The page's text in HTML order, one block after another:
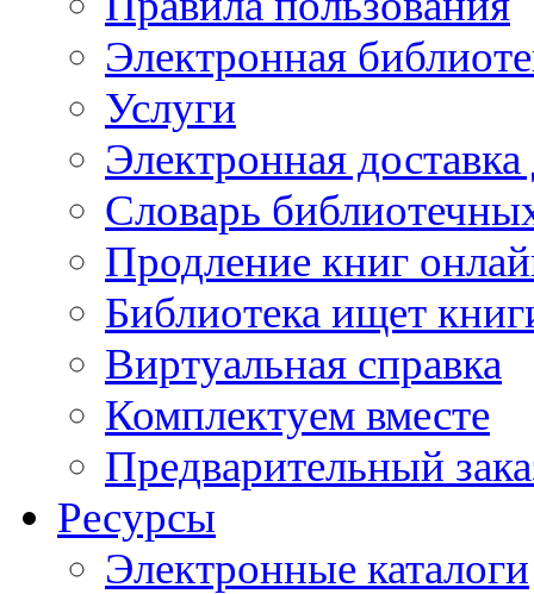
Электронная
Услуги
Электронная
Словарь
Продление книг
Библиотека ищет
Виртуальная справка
Комплектуем вместе
Предварительный
Ресурсы
Электронные каталоги